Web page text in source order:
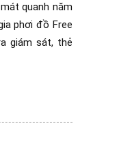
quanh năm
phơi đồ Free
giám sát, thẻ